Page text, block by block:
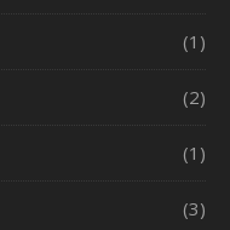
(1)
(2)
(1)
(3)